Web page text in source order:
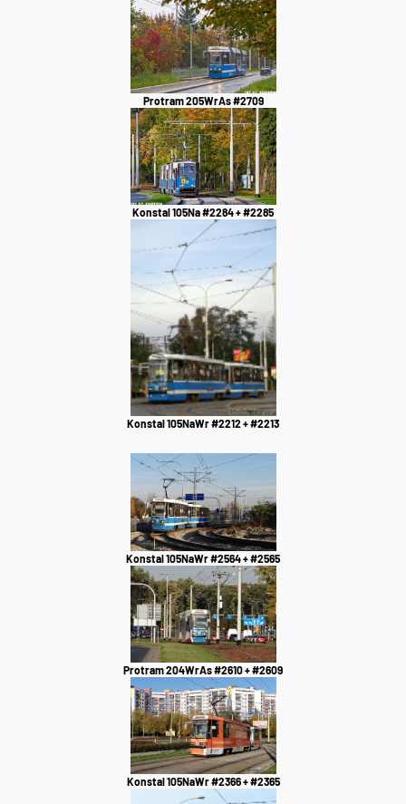
Protram 205WrAs #2709
Konstal 105Na #2284 + #2285
Konstal 105NaWr #2212 + #2213
Konstal 105NaWr #2564 + #2565
Protram 204WrAs #2610 + #2609
Konstal 105NaWr #2366 + #2365